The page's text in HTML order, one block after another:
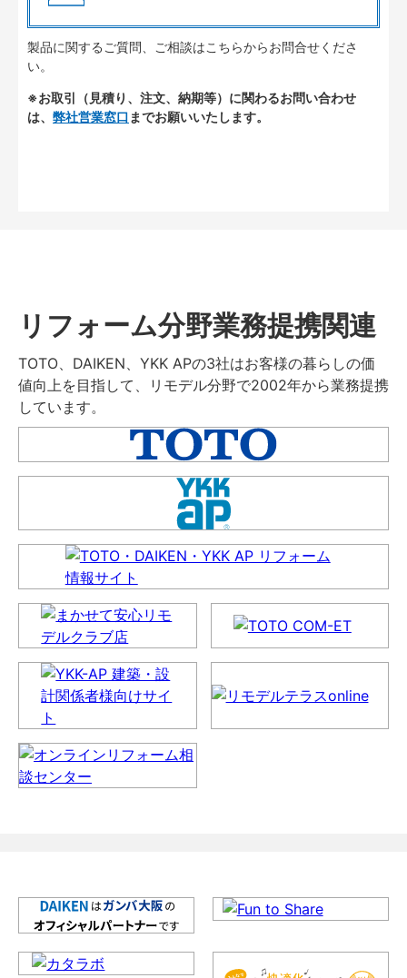
製品に関するご質問、ご相談はこちらからお問合せくださ
い。
※お取引（見積り、注文、納期等）に関わるお問い合わせ
は、 弊社営業窓口 までお願いいたします。
リフォーム分野業務提携関連
TOTO、DAIKEN、YKK APの3社はお客様の暮らしの価
値向上を目指して、リモデル分野で2002年から業務提携
しています。